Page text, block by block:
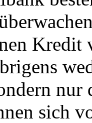
Kredit
nur
sich